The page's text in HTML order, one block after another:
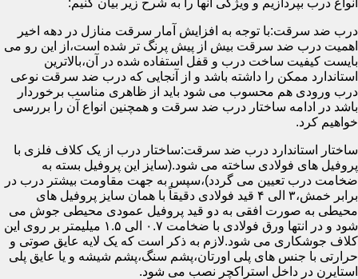
درب ضد سرقت:با توجه به افزایش آمار سرقت منازل در دهه اخیر
اهمیت درب ضد سرقت بیش از پیش پرنگ تر شده است،از این رو می
بایست کیفیت ساخت درب و قفل استفاده شده در آن،بالاترین
استاندارد ممکن را داشته باشد و از آنجایی که درب ضد سرقت نوعی
درب ورودی هم محسوب می شود باید از ظاهری مناسب برخوردار
باشد در ادامه ساختار درب ضد سرقت و همچنین انواع آن را بررسی
خواهیم کرد.
ساختار استاندارد درب ضد سرقت:ساختار درب از یک کلاف فلزی با
پروفیل های فولادی ساخته می شود.(سایز این پروفیل بسته به
ضخامت درب تعیین می گردد)،سپس به جهت مقاومت بیشتر درب در
برابر خمش،۳ الی ۴ قید فولادی دقیقاً با همان سایز پروفیل های
محیطی به صورت افقی به دو قید پروفیل عمودی محیطی جوش می
شود و در انتها ورق فولادی با ضخامت ۰.۷ الی ۱.۵ میلیمتر بر روی این
کلاف جوشکاری می شود.لازم به ذکر است که یک لایه عایق صوتی و
حرارتی با جنس های پلی اورتان،پشم سنگ،پشم شیشه و یا عایق پلی
استایرن در داخل استراکچر نصب می شود.